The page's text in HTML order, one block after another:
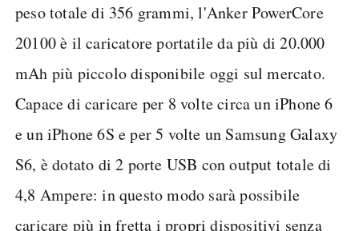
peso totale di 356 grammi, l'Anker PowerCore
20100 è il caricatore portatile da più di 20.000
mAh più piccolo disponibile oggi sul mercato.
Capace di caricare per 8 volte circa un iPhone 6
e un iPhone 6S e per 5 volte un Samsung Galaxy
S6, è dotato di 2 porte USB con output totale di
4,8 Ampere: in questo modo sarà possibile
caricare più in fretta i propri dispositivi senza